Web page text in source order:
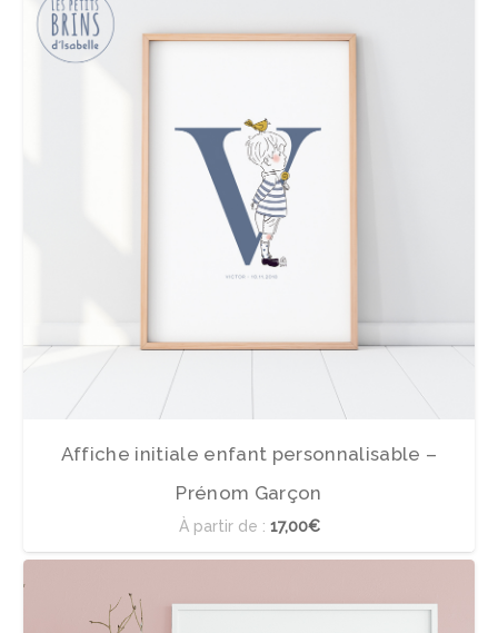
Affiche initiale enfant personnalisable –
Prénom Garçon
À partir de : 17,00€